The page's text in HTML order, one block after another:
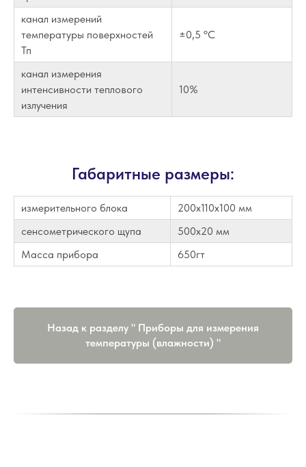
канал измерений
температуры поверхностей
Тп
±0,5 ºС
канал измерения
интенсивности теплового
излучения
10%
Габаритные размеры:
измерительного блока
200х110х100 мм
сенсометрического щупа
500х20 мм
Масса прибора
650гт
Назад к разделу " Приборы для измерения
температуры (влажности) "